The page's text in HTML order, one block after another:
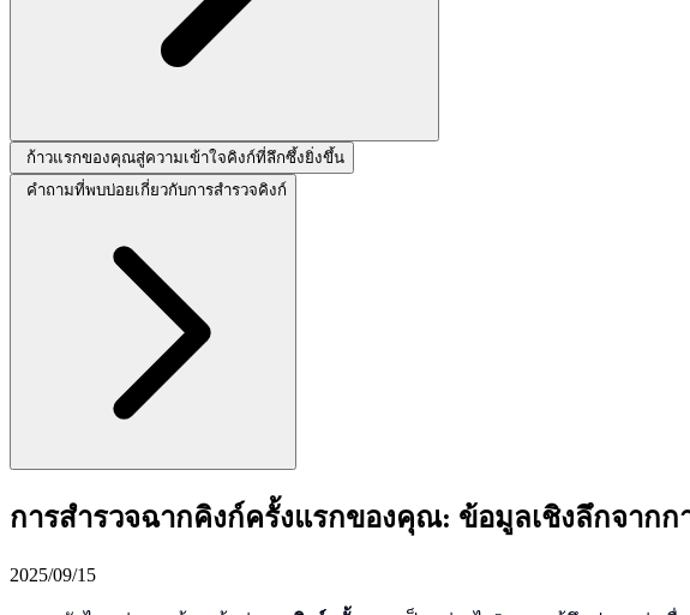
ก้าวแรกของคุณสู่ความเข้าใจคิงก์ที่ลึกซึ้งยิ่งขึ้น
คำถามที่พบบ่อยเกี่ยวกับการสำรวจคิงก์
การสำรวจฉากคิงก์ครั้งแรกของคุณ: ข้อมูลเชิงลึกจากก
2025/09/15